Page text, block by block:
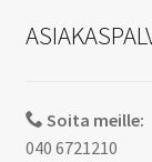
Soita meille:
040 6721210